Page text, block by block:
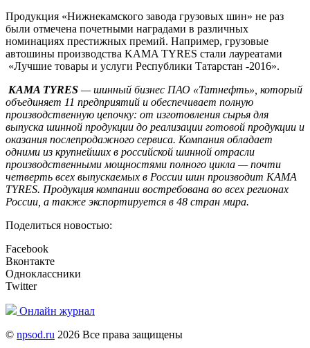
Продукция «Нижнекамского завода грузовых шин» не раз
были отмечена почетными наградами в различных
номинациях престижных премий. Например, грузовые
автошины производства KAMA TYRES стали лауреатами
«Лучшие товары и услуги Республики Татарстан -2016».
KAMA TYRES — шинный бизнес ПАО «Татнефть», который
объединяет 11 предприятий и обеспечивает полную
производственную цепочку: от изготовления сырья для
выпуска шинной продукции до реализации готовой продукции и
оказания послепродажного сервиса. Компания обладает
одними из крупнейших в российской шинной отрасли
производственными мощностями полного цикла — почти
четверть всех выпускаемых в России шин производит KAMA
TYRES. Продукция компании востребована во всех регионах
России, а также экспортируется в 48 стран мира.
Поделиться новостью:
Facebook
Вконтакте
Одноклассники
Twitter
Онлайн журнал
© npsod.ru 2026 Все права защищены